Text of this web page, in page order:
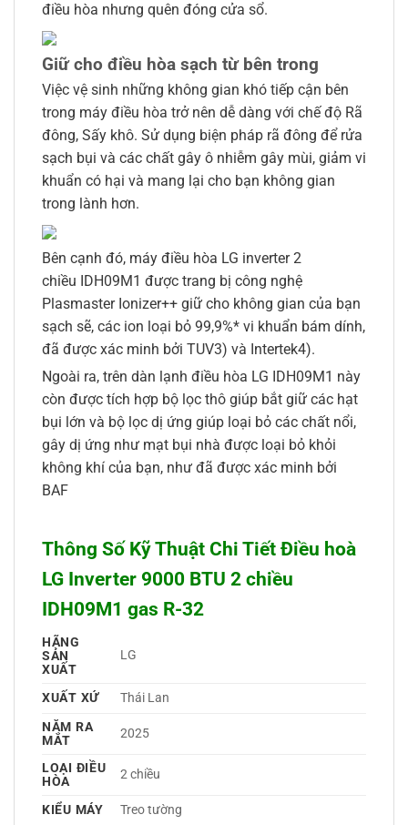
điều hòa nhưng quên đóng cửa sổ.
Giữ cho điều hòa sạch từ bên trong
Việc vệ sinh những không gian khó tiếp cận bên
trong máy điều hòa trở nên dễ dàng với chế độ Rã
đông, Sấy khô. Sử dụng biện pháp rã đông để rửa
sạch bụi và các chất gây ô nhiễm gây mùi, giảm vi
khuẩn có hại và mang lại cho bạn không gian
trong lành hơn.
Bên cạnh đó, máy điều hòa LG inverter 2
chiều IDH09M1 được trang bị công nghệ
Plasmaster Ionizer++ giữ cho không gian của bạn
sạch sẽ, các ion loại bỏ 99,9%* vi khuẩn bám dính,
đã được xác minh bởi TUV3) và Intertek4).
Ngoài ra, trên dàn lạnh điều hòa LG IDH09M1 này
còn được tích hợp bộ lọc thô giúp bắt giữ các hạt
bụi lớn và bộ lọc dị ứng giúp loại bỏ các chất nổi,
gây dị ứng như mạt bụi nhà được loại bỏ khỏi
không khí của bạn, như đã được xác minh bởi
BAF
Thông Số Kỹ Thuật Chi Tiết Điều hoà
LG Inverter 9000 BTU 2 chiều
IDH09M1 gas R-32
HÃNG
SẢN
XUẤT
LG
XUẤT XỨ
Thái Lan
NĂM RA
MẮT
2025
LOẠI ĐIỀU
HÒA
2 chiều
KIỂU MÁY
Treo tường